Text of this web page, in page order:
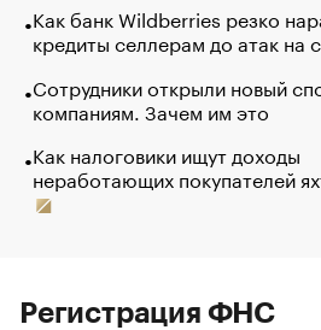
Как банк Wildberries резко
кредиты селлерам до атак на
Сотрудники открыли новый
компаниям. Зачем им это
Как налоговики ищут доходы
неработающих покупателей
Регистрация ФНС